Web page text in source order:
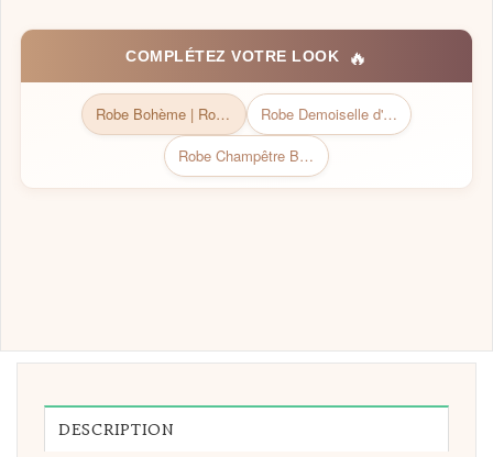
COMPLÉTEZ VOTRE LOOK 🔥
Robe Bohème | Robe Bohème chic
Robe Demoiselle d'Honneur Fleurie Champêtre
Robe Champêtre Beige
DESCRIPTION